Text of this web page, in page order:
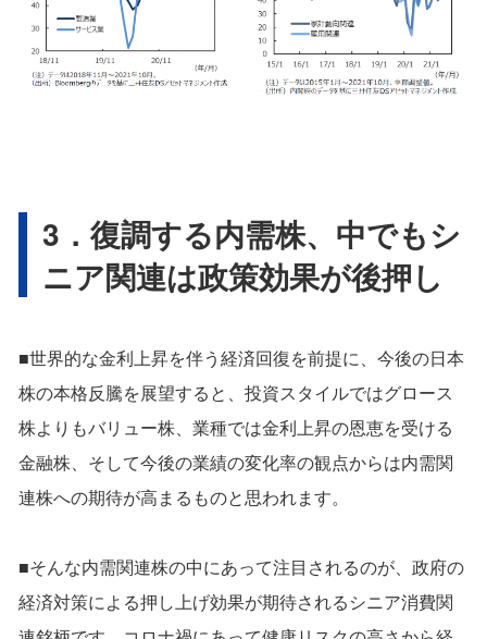
3．復調する内需株、中でもシ
ニア関連は政策効果が後押し
■世界的な金利上昇を伴う経済回復を前提に、今後の日本
株の本格反騰を展望すると、投資スタイルではグロース
株よりもバリュー株、業種では金利上昇の恩恵を受ける
金融株、そして今後の業績の変化率の観点からは内需関
連株への期待が高まるものと思われます。
■そんな内需関連株の中にあって注目されるのが、政府の
経済対策による押し上げ効果が期待されるシニア消費関